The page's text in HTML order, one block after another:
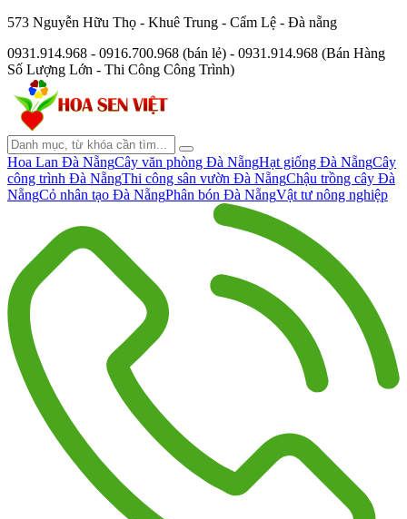
573 Nguyễn Hữu Thọ - Khuê Trung - Cẩm Lệ - Đà nẵng
0931.914.968 - 0916.700.968 (bán lẻ) - 0931.914.968 (Bán Hàng
Số Lượng Lớn - Thi Công Công Trình)
Hoa Lan Đà NẵngCây văn phòng Đà NẵngHạt giống Đà NẵngCây
công trình Đà NẵngThi công sân vườn Đà NẵngChậu trồng cây Đà
NẵngCỏ nhân tạo Đà NẵngPhân bón Đà NẵngVật tư nông nghiệp